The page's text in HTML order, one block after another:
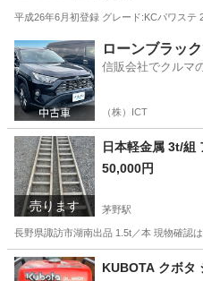
平成26年6月初登録 グレード:KCパワス
長野 諏訪市 茅野駅 キャリイ
ローンブラッ
信販会社でクルマ
（株）ICT
売ります
日本軽金属 3t/組
50,000円
茅野駅
長野県諏訪市湖南出品 1.5t／本 現物確認
長野 諏訪市 その他
KUBOTA クボタ